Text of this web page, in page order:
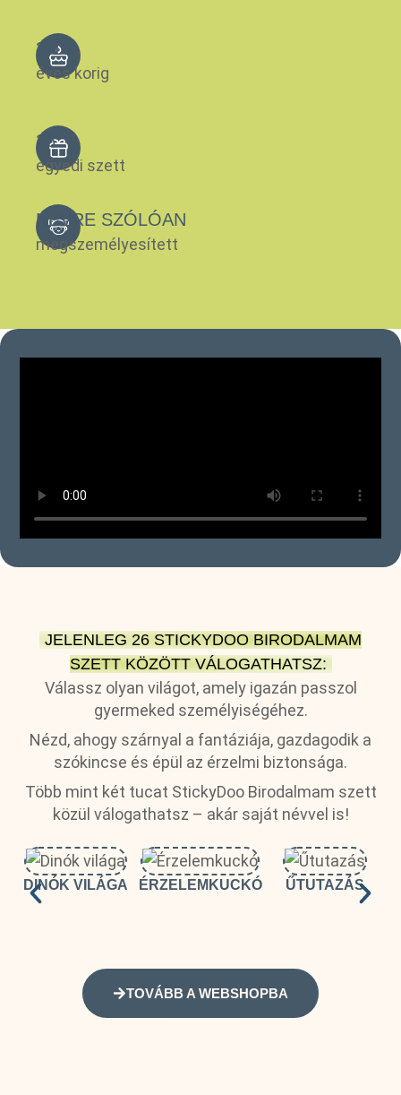
3-10
éves korig
26
egyedi szett
NÉVRE SZÓLÓAN
megszemélyesített
JELENLEG 26 STICKYDOO BIRODALMAM
SZETT KÖZÖTT VÁLOGATHATSZ:
Válassz olyan világot, amely igazán passzol
gyermeked személyiségéhez.
Nézd, ahogy szárnyal a fantáziája, gazdagodik a
szókincse és épül az érzelmi biztonsága.
Több mint két tucat StickyDoo Birodalmam szett
közül válogathatsz – akár saját névvel is!
DINÓK VILÁGA ÉRZELEMKUCKÓ ŰTUTAZÁS
TOVÁBB A WEBSHOPBA